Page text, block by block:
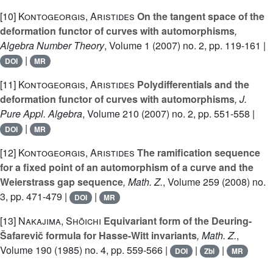
[10] Kontogeorgis, Aristides On the tangent space of the
deformation functor of curves with automorphisms,
Algebra Number Theory, Volume 1 (2007) no. 2, pp. 119-161 |
DOI | MR
[11] Kontogeorgis, Aristides Polydifferentials and the
deformation functor of curves with automorphisms, J.
Pure Appl. Algebra, Volume 210 (2007) no. 2, pp. 551-558 |
DOI | MR
[12] Kontogeorgis, Aristides The ramification sequence
for a fixed point of an automorphism of a curve and the
Weierstrass gap sequence, Math. Z., Volume 259 (2008) no.
3, pp. 471-479 |
DOI | MR
[13] Nakajima, Shōichi Equivariant form of the Deuring-
Šafarevič formula for Hasse-Witt invariants, Math. Z.,
Volume 190 (1985) no. 4, pp. 559-566 | DOI | Zbl | MR